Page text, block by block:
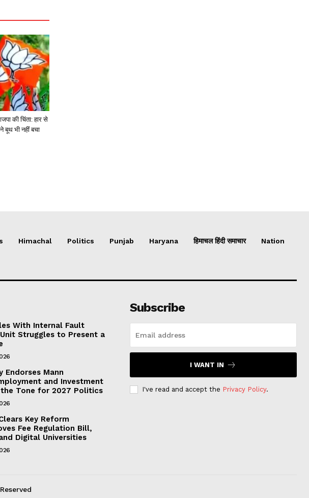
की चिंता: हार से
बूथ भी नहीं बचा
Himachal Politics Punjab Haryana हिमाचल हिंदी समाचार Nation
With Internal Fault
Struggles to Present a
Endorses Mann
and Investment
Tone for 2027 Politics
Key Reform
Fee Regulation Bill,
Digital Universities
Subscribe
I WANT IN
I've read and accept the Privacy Policy.